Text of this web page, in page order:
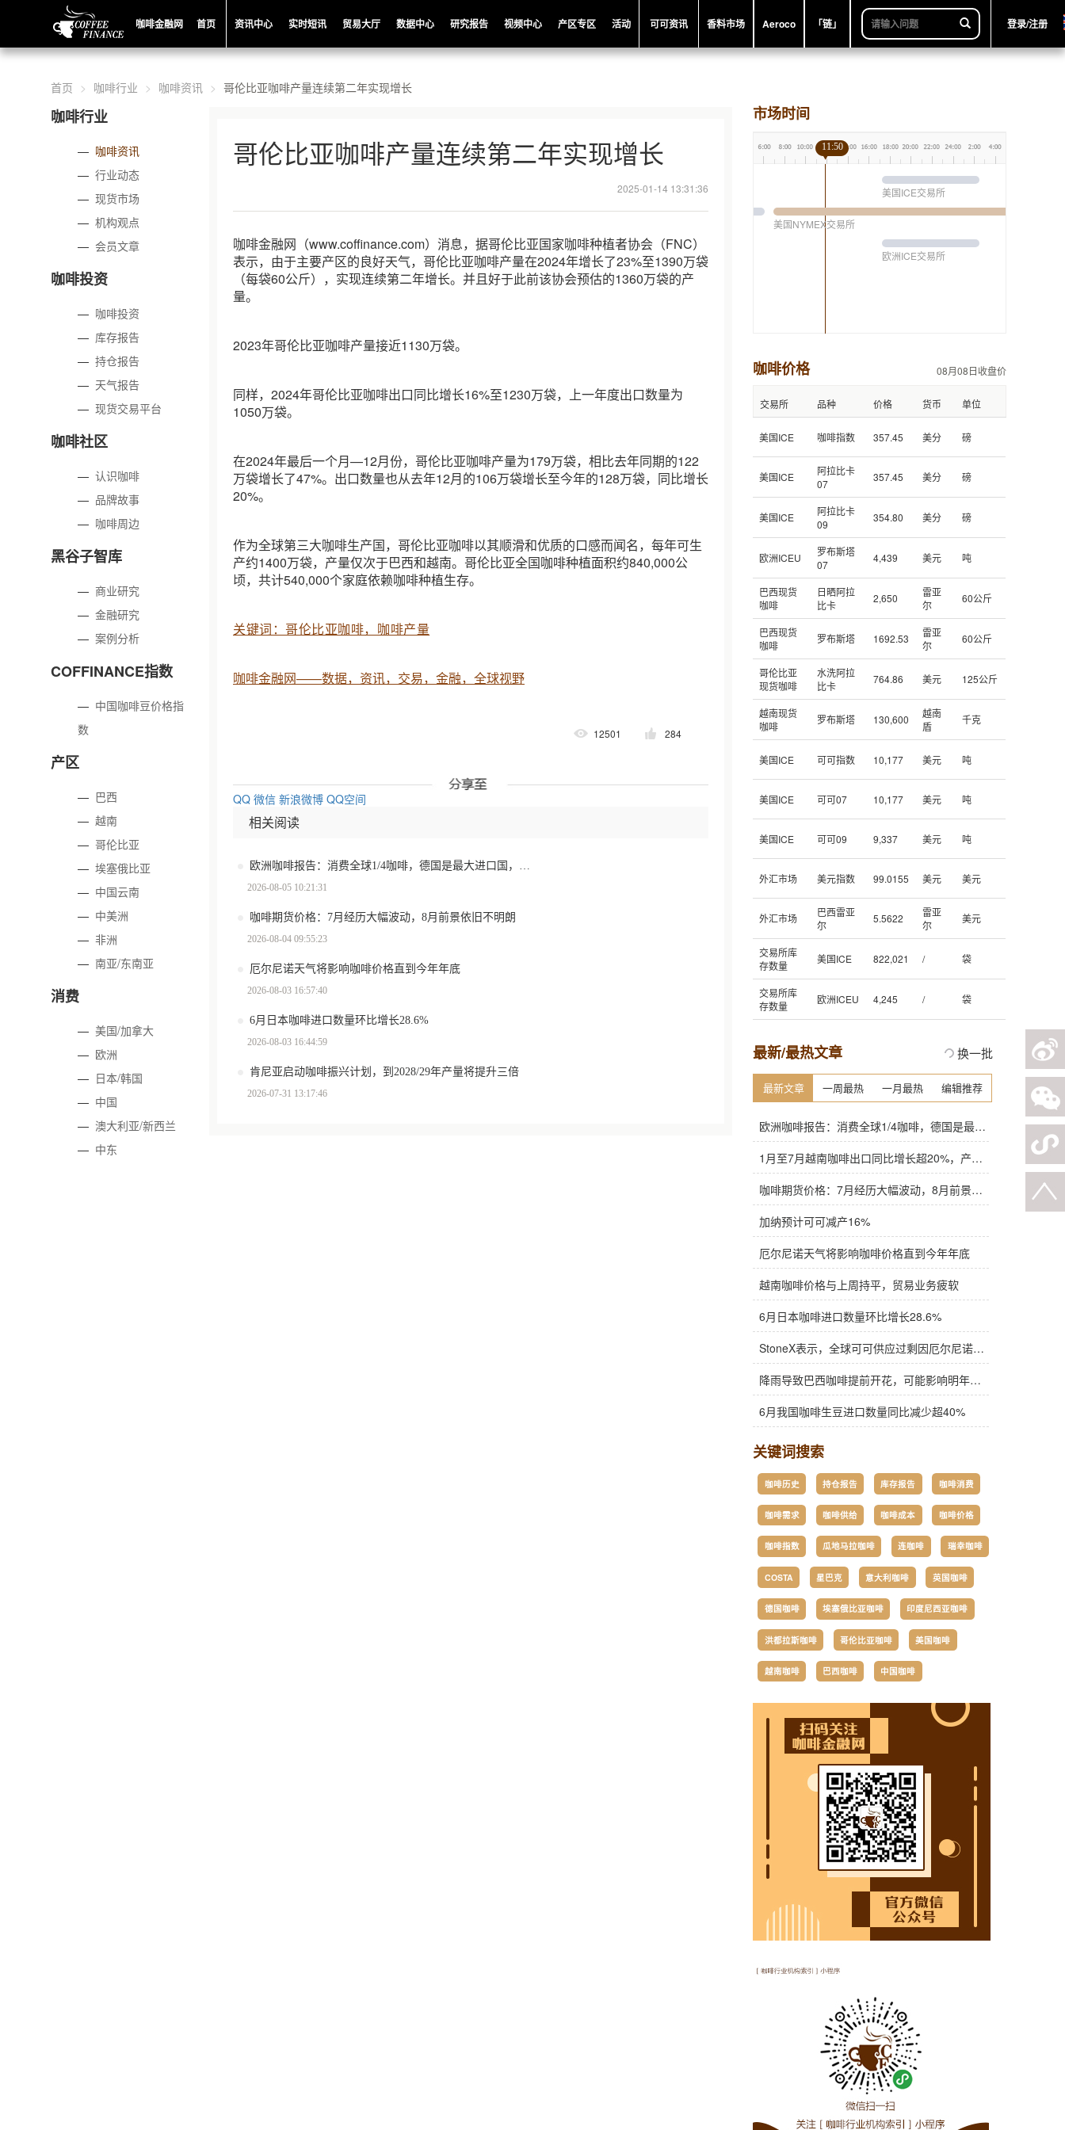
咖啡金融网 首页 资讯中心 实时短讯 贸易大厅 数据中心 研究报告 视频中心 产区专区 活动 可可资讯 香料市场 Aeroco 「链」 登录/注册
首页 咖啡行业 咖啡资讯 哥伦比亚咖啡产量连续第二年实现增长
咖啡行业
— 咖啡资讯
—行业动态
—现货市场
—机构观点
—会员文章
咖啡投资
— 咖啡投资
— 库存报告
—持仓报告
— 天气报告
—现货交易平台
咖啡社区
—认识咖啡
— 品牌故事
— 咖啡周边
黑谷子智库
— 商业研究
—金融研究
—案例分析
COFFINANCE指数
— 中国咖啡豆价格指
数
产区
— 巴西
—越南
—哥伦比亚
—埃塞俄比亚
— 中国云南
— 中美洲
—非洲
—南亚/东南亚
消费
—美国/加拿大
— 欧洲
— 日本/韩国
— 中国
— 澳大利亚/新西兰
— 中东
哥伦比亚咖啡产量连续第二年实现增长
2025-01-14 13:31:36
咖啡金融网（www.coffinance.com）消息，据哥伦比亚国家咖啡种植者协会（FNC）
表示，由于主要产区的良好天气，哥伦比亚咖啡产量在2024年增长了23%至1390万袋
（每袋60公斤），实现连续第二年增长。并且好于此前该协会预估的1360万袋的产
量。
2023年哥伦比亚咖啡产量接近1130万袋。
同样，2024年哥伦比亚咖啡出口同比增长16%至1230万袋，上一年度出口数量为
1050万袋。
在2024年最后一个月—12月份，哥伦比亚咖啡产量为179万袋，相比去年同期的122
万袋增长了47%。出口数量也从去年12月的106万袋增长至今年的128万袋，同比增长
20%。
作为全球第三大咖啡生产国，哥伦比亚咖啡以其顺滑和优质的口感而闻名，每年可生
产约1400万袋，产量仅次于巴西和越南。哥伦比亚全国咖啡种植面积约840,000公
顷，共计540,000个家庭依赖咖啡种植生存。
关键词：哥伦比亚咖啡，咖啡产量
咖啡金融网——数据，资讯，交易，金融，全球视野
12501 284
QQ 微信 新浪微博 QQ空间
相关阅读
2026-08-05 10:21:31
咖啡期货价格：7月经历大幅波动，8月前景依旧不明朗
2026-08-04 09:55:23
厄尔尼诺天气将影响咖啡价格直到今年年底
2026-08-03 16:57:40
6月日本咖啡进口数量环比增长28.6%
2026-08-03 16:44:59
肯尼亚启动咖啡振兴计划，到2028/29年产量将提升三倍
2026-07-31 13:17:46
市场时间
美国ICE交易所
美国NYMEX交易所
欧洲ICE交易所
11:50
咖啡价格 08月08日收盘价
交易所 品种 价格 货币 单位
美国ICE 咖啡指数 357.45 美分 磅
美国ICE
阿拉比卡
07
357.45 美分 磅
美国ICE
阿拉比卡
09
354.80 美分 磅
欧洲ICEU
罗布斯塔
07
4,439 美元 吨
巴西现货
咖啡
日晒阿拉
比卡
2,650
雷亚
尔
60公斤
巴西现货
咖啡
罗布斯塔 1692.53
雷亚
尔
60公斤
哥伦比亚
现货咖啡
水洗阿拉
比卡
764.86 美元 125公斤
越南现货
咖啡
罗布斯塔 130,600
越南
盾
千克
美国ICE 可可指数 10,177 美元 吨
美国ICE 可可07 10,177 美元 吨
美国ICE 可可09 9,337 美元 吨
外汇市场 美元指数 99.0155 美元 美元
外汇市场
巴西雷亚
尔
5.5622
雷亚
尔
美元
交易所库
存数量
美国ICE 822,021 / 袋
交易所库
存数量
欧洲ICEU 4,245 / 袋
最新/最热文章 换一批
最新文章 一周最热 一月最热 编辑推荐
欧洲咖啡报告：消费全球1/4咖啡，德国是最大进口国，意大利在烘焙咖啡生产中领先
1月至7月越南咖啡出口同比增长超20%，产量也将是过去四年来最高
咖啡期货价格：7月经历大幅波动，8月前景依旧不明朗
加纳预计可可减产16%
厄尔尼诺天气将影响咖啡价格直到今年年底
越南咖啡价格与上周持平，贸易业务疲软
6月日本咖啡进口数量环比增长28.6%
StoneX表示，全球可可供应过剩因厄尔尼诺而萎缩
降雨导致巴西咖啡提前开花，可能影响明年产量，造成近期价格波动极不稳定
6月我国咖啡生豆进口数量同比减少超40%
关键词搜索
咖啡历史 持仓报告 库存报告 咖啡消费
咖啡需求 咖啡供给 咖啡成本 咖啡价格
咖啡指数 瓜地马拉咖啡 连咖啡 瑞幸咖啡
COSTA 星巴克 意大利咖啡 英国咖啡
德国咖啡 埃塞俄比亚咖啡 印度尼西亚咖啡
洪都拉斯咖啡 哥伦比亚咖啡 美国咖啡
越南咖啡 巴西咖啡 中国咖啡